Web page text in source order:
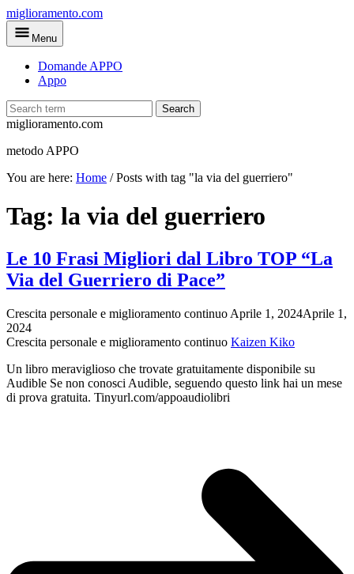
Skip
to
main
miglioramento.com
Menu
Domande APPO
Appo
Search
miglioramento.com
metodo APPO
You are here: Home /Posts with tag "la via del guerriero"
Tag: la via del guerriero
Le 10 Frasi Migliori dal Libro TOP “La
Via del Guerriero di Pace”
Crescita personale e miglioramento continuo Aprile 1, 2024Aprile 1,
2024
Crescita personale e miglioramento continuo Kaizen Kiko
Un libro meraviglioso che trovate gratuitamente disponibile su
Audible Se non conosci Audible, seguendo questo link hai un mese
di prova gratuita. Tinyurl.com/appoaudiolibri